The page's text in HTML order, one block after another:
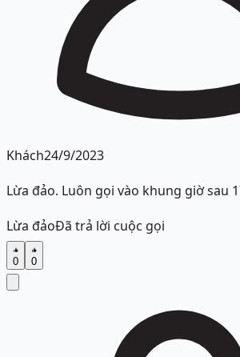
Khách24/9/2023
Lừa đảo. Luôn gọi vào khung giờ sau
Lừa đảoĐã trả lời cuộc gọi
0 0